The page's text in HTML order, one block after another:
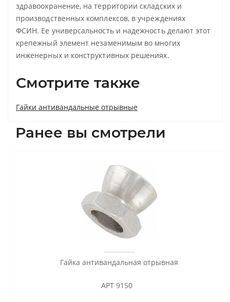
здравоохранение, на территории складских и
производственных комплексов, в учреждениях
ФСИН. Ее универсальность и надежность делают этот
крепежный элемент незаменимым во многих
инженерных и конструктивных решениях.
Смотрите также
Гайки антивандальные отрывные
Ранее вы смотрели
Гайка антивандальная отрывная
АРТ 9150